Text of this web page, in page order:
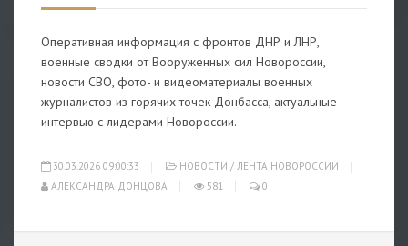
Оперативная информация с фронтов ДНР и ЛНР,
военные сводки от Вооруженных сил Новороссии,
новости СВО, фото- и видеоматериалы военных
журналистов из горячих точек Донбасса, актуальные
интервью с лидерами Новороссии.
30.03.2026 09:00:33 НОВОСТИ / ЛЕНТА НОВОРОССИИ
АЛЕКСАНДРА ДОНЦОВА
581 0